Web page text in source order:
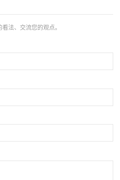
法、交流您的观点。